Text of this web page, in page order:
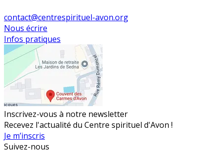
contact@centrespirituel-avon.org
Nous écrire
Infos pratiques
Inscrivez-vous à notre newsletter
Recevez l'actualité du Centre spirituel d'Avon !
Je m’inscris
Suivez-nous